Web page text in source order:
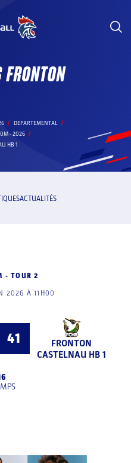
FRONTON
DEPARTEMENTAL
- 2026
HB 1
ACTUALITÉS
- TOUR 2
2026 À 11H00
41
FRONTON
CASTELNAU HB 1